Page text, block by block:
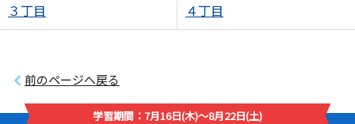
３丁目 ４丁目
前のページへ戻る
学習期間：7月16日(木)～8月22日(土)